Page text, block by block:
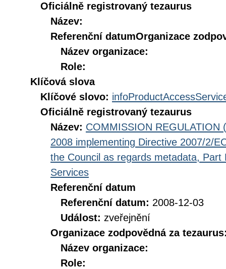
Oficiálně registrovaný tezaurus
Název:
Referenční datumOrganizace
Název organizace:
Role:
Klíčová slova
Klíčové slovo:
Oficiálně registrovaný tezaurus
Název: COMMISSION REGULATION
2008 implementing Directive 2007/2/
the Council as regards metadata,
Services
Referenční datum
Referenční datum: 2008-12-03
Událost: zveřejnění
Organizace zodpovědná za
Název organizace:
Role: